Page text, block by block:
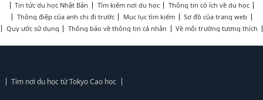
Tin tức du học Nhật Bản Tìm kiếm nơi du học
Thông tin có ích về du học
Thông điệp của anh chị đi trước
Mục lục tìm kiếm
Sơ đồ của trang web
Quy ước sử dụng
Thông báo về thông tin cá nhân Về môi trường tương thích
Tìm nơi du học từ Tokyo Cao học